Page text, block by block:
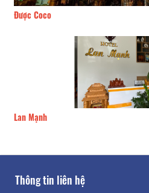
Được Coco
Lan Mạnh
Thông tin liên hệ